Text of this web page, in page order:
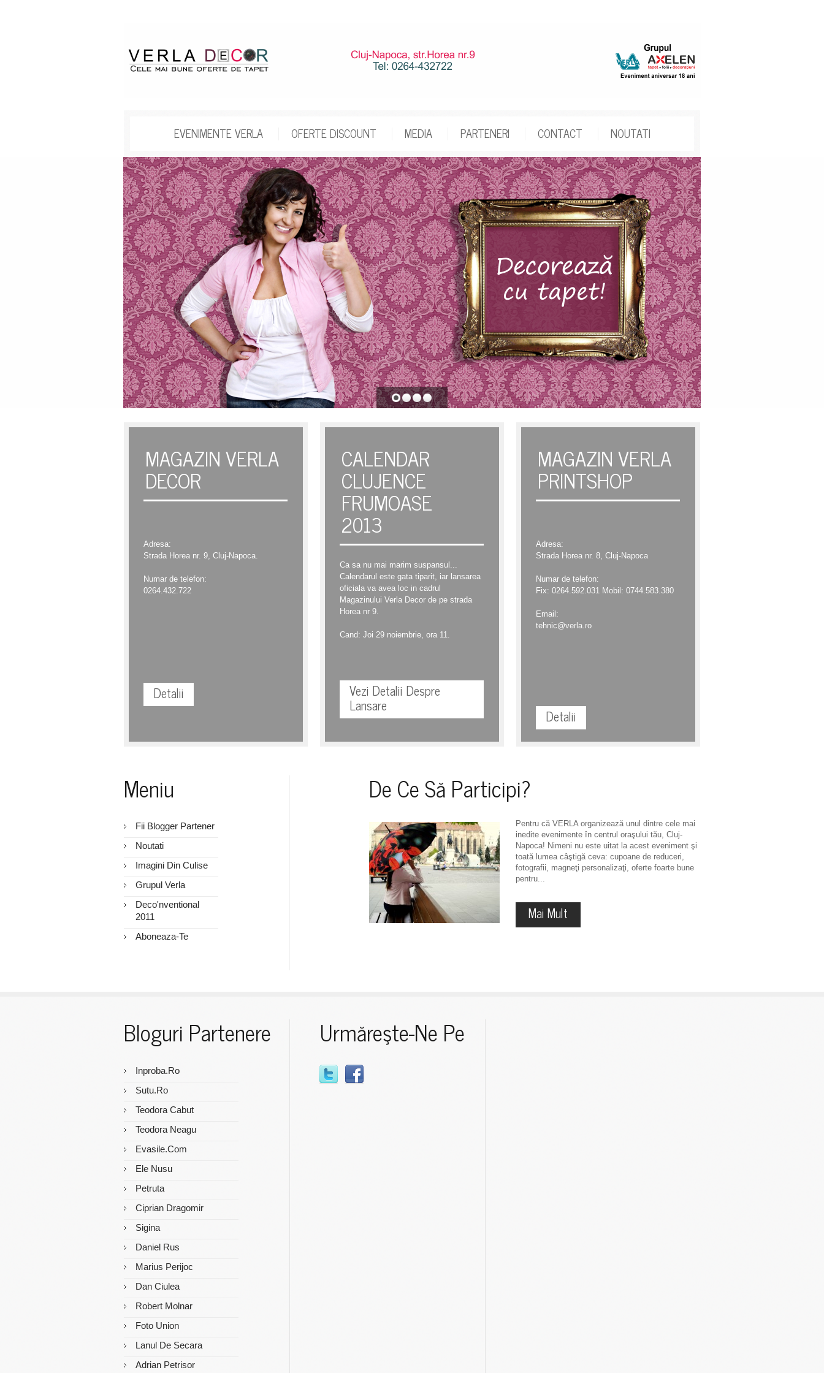
EVENIMENTE VERLA OFERTE DISCOUNT MEDIA PARTENERI CONTACT NOUTATI
MAGAZIN VERLA
DECOR
Adresa:
Strada Horea nr. 9, Cluj-Napoca.
Numar de telefon:
0264.432.722
Detalii
CALENDAR
CLUJENCE
FRUMOASE
2013
Ca sa nu mai marim suspansul...
Calendarul este gata tiparit, iar lansarea
oficiala va avea loc in cadrul
Magazinului Verla Decor de pe strada
Horea nr 9.
Cand: Joi 29 noiembrie, ora 11.
Vezi Detalii Despre
Lansare
MAGAZIN VERLA
PRINTSHOP
Adresa:
Strada Horea nr. 8, Cluj-Napoca
Numar de telefon:
Fix: 0264.592.031 Mobil: 0744.583.380
Email:
tehnic@verla.ro
Detalii
Meniu
Fii Blogger Partener
Noutati
Imagini Din Culise
Grupul Verla
Deco'nventional
2011
Aboneaza-Te
De Ce Să Participi?
Pentru că VERLA organizează unul dintre cele mai
inedite evenimente în centrul oraşului tău, Cluj-
Napoca! Nimeni nu este uitat la acest eveniment şi
toată lumea câştigă ceva: cupoane de reduceri,
fotografii, magneţi personalizaţi, oferte foarte bune
pentru...
Mai Mult
Bloguri Partenere
Inproba.ro
Sutu.ro
Teodora Cabut
Teodora Neagu
Evasile.com
Ele Nusu
Petruta
Ciprian Dragomir
Sigina
Daniel Rus
Marius Perijoc
Dan Ciulea
Robert Molnar
Foto Union
Lanul De Secara
Adrian Petrisor
Urmăreşte-Ne Pe